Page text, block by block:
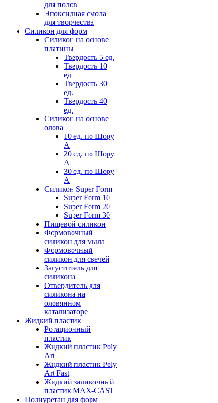
для полов
Эпоксидная смола
для творчества
Силикон для форм
Силикон на основе
платины
Твердость 5 ед.
Твердость 10
ед.
Твердость 30
ед.
Твердость 40
ед.
Силикон на основе
олова
10 ед. по Шору
А
20 ед. по Шору
А
30 ед. по Шору
А
Силикон Super Form
Super Form 10
Super Form 20
Super Form 30
Пищевой силикон
Формовочный
силикон для мыла
Формовочный
силикон для свечей
Загуститель для
силикона
Отвердитель для
силикона на
оловянном
катализаторе
Жидкий пластик
Ротационный
пластик
Жидкий пластик Poly
Art
Жидкий пластик Poly
Art Fast
Жидкий заливочный
пластик MAX-CAST
Полиуретан для форм